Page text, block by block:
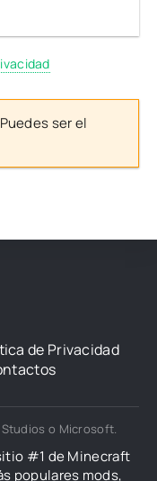
ser el
de Privacidad
o Microsoft.
#1 de Minecraft
populares mods,